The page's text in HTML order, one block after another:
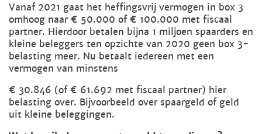
Vanaf 2021 gaat het heffingsvrij vermogen in box 3
omhoog naar € 50.000 of € 100.000 met fiscaal
partner. Hierdoor betalen bijna 1 miljoen spaarders en
kleine beleggers ten opzichte van 2020 geen box 3-
belasting meer. Nu betaalt iedereen met een
vermogen van minstens
€ 30.846 (of € 61.692 met fiscaal partner) hier
belasting over. Bijvoorbeeld over spaargeld of geld
uit kleine beleggingen.